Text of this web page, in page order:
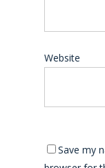
Website
Save my